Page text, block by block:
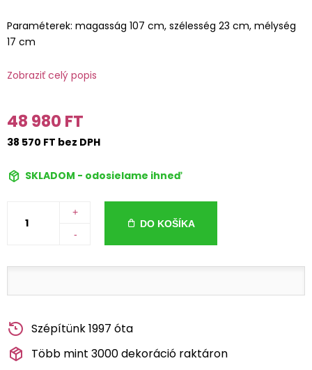
Paraméterek: magasság 107 cm, szélesség 23 cm, mélység
17 cm
Zobraziť celý popis
48 980 FT
38 570 FT bez DPH
SKLADOM - odosielame ihneď
+
-
DO KOŠÍKA
Szépítünk 1997 óta
Több mint 3000 dekoráció raktáron